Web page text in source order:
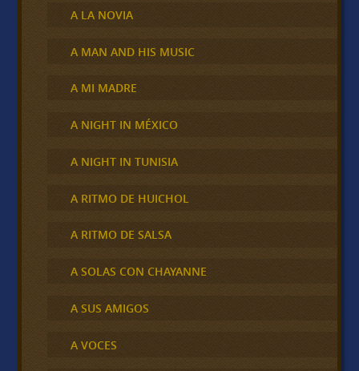
A LA NOVIA
A MAN AND HIS MUSIC
A MI MADRE
A NIGHT IN MÉXICO
A NIGHT IN TUNISIA
A RITMO DE HUICHOL
A RITMO DE SALSA
A SOLAS CON CHAYANNE
A SUS AMIGOS
A VOCES